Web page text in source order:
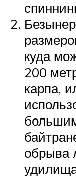
куда
200
карпа,
обрыва